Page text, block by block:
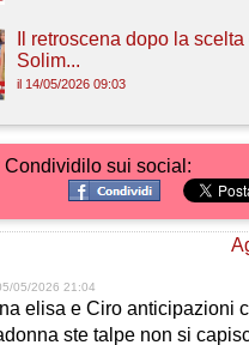
Il retroscena dopo la
Solim...
il 14/05/2026 09:03
Condividilo sui social:
05/2026 21:04
elisa e Ciro anticipazioni
ste talpe non si